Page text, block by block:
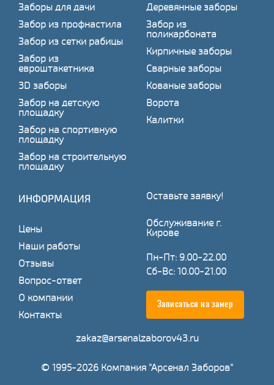
Заборы для дачи
Забор из профнастила
Забор из сетки рабицы
Забор из
евроштакетника
3D заборы
Забор на детскую
площадку
Забор на спортивную
площадку
Забор на строительную
площадку
Деревянные заборы
Забор из
поликарбоната
Кирпичные заборы
Сварные заборы
Кованые заборы
Ворота
Калитки
ИНФОРМАЦИЯ
Цены
Наши работы
Отзывы
Вопрос-ответ
О компании
Контакты
Оставьте заявку!
Обслуживание г.
Кирове
Пн-Пт: 9.00-22.00
Сб-Вс: 10.00-21.00
Записаться на замер
zakaz@arsenalzaborov43.ru
© 1995-2026 Компания "Арсенал Заборов"